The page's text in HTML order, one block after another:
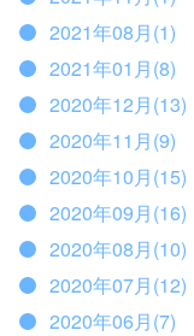
2021年08月(1)
2021年01月(8)
2020年12月(13)
2020年11月(9)
2020年10月(15)
2020年09月(16)
2020年08月(10)
2020年07月(12)
2020年06月(7)